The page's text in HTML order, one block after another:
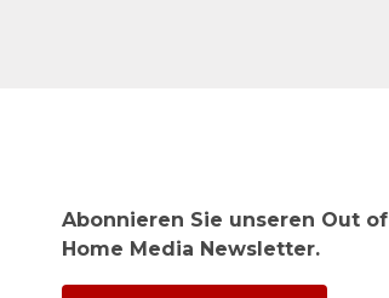
Abonnieren Sie unseren Out of
Home Media Newsletter.